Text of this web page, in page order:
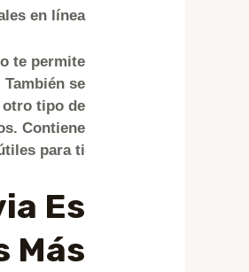
en línea.
te permite
se
otro tipo de
Contiene
para ti.
Es
Más